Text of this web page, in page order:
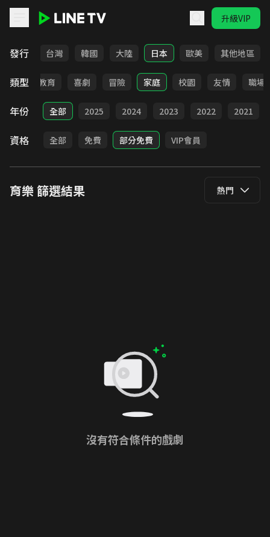
升級VIP
發行
全部 台灣 韓國 大陸 日本 歐美 其他地區
類型
日常 教育 喜劇 冒險 家庭 校園 友情 職場
年份 全部 2025 2024 2023 2022 2021
資格 全部 免費 部分免費 VIP會員
育樂篩選結果 熱門
沒有符合條件的戲劇